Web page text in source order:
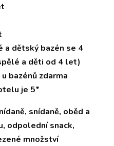
a dětský bazén se 4
a děti od 4 let)
bazénů zdarma
je 5*
snídaně, oběd a
odpolední snack,
množství